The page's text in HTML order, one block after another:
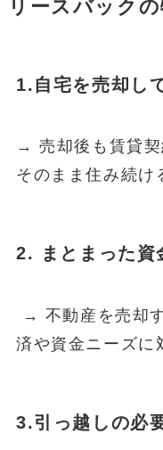
リースバック
1.自宅を売却し
→ 売却後も賃貸
そのまま住み続け
2. まとまった資
→ 不動産を売却
済や資金ニーズに
3.引っ越しの必